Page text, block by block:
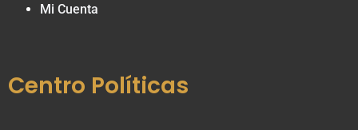
Mi Cuenta
Centro Políticas